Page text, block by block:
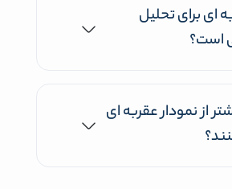
ای برای تحلیل
است؟
از نمودار عقربه ای